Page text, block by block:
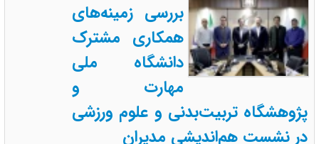
بررسی زمینه‌های
همکاری مشترک
دانشگاه ملی
مهارت و
پژوهشگاه تربیت‌بدنی و علوم ورزشی
در نشست هم‌اندیشی مدیران